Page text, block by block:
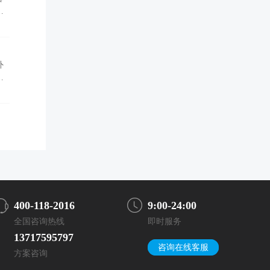
400-118-2016
全国咨询热线
13717595797
方案咨询
9:00-24:00
即时服务
咨询在线客服